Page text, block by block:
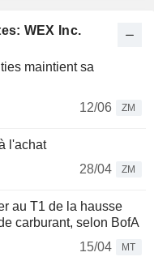
WEX Inc.
maintient sa
12/06
ZM
l'achat
28/04
ZM
au T1 de la hausse
carburant, selon BofA
15/04
MT